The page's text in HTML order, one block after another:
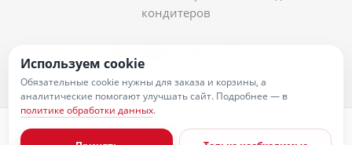
кондитеров
Согласие на обработку персональных данных
Используем cookie
Обязательные cookie нужны для заказа и корзины, а
аналитические помогают улучшать сайт. Подробнее — в
политике обработки данных.